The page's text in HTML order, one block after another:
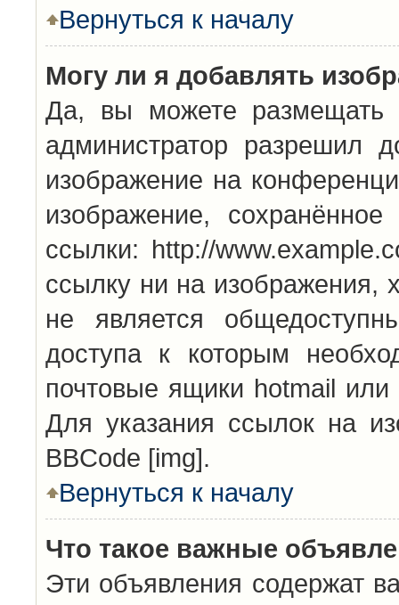
Вернуться к началу
Могу ли я добавлять
Да, вы можете размещать
администратор разрешил
изображение на
изображение,
ссылки: http://
ссылку ни на
не является
доступа к которым
почтовые ящики hotmail
Для указания ссылок на
BBCode [img].
Вернуться к началу
Что такое важные
Эти объявления содержат